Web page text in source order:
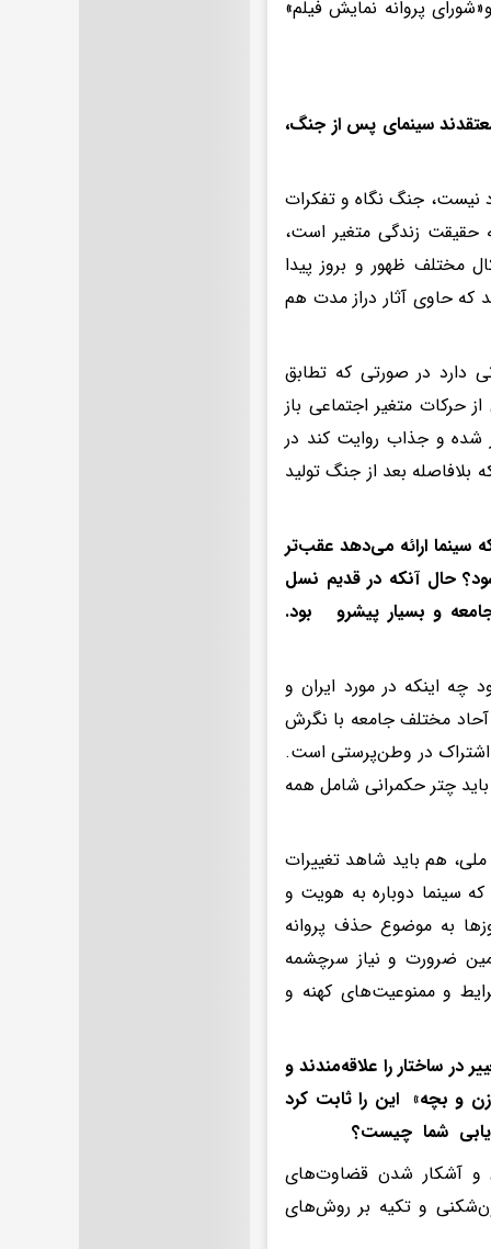
پروانه نمایش فیلم»
سینمای پس از جنگ،
نیست، جنگ نگاه و تفکرات
حقیقت زندگی متغیر است،
مختلف ظهور و بروز پیدا
که حاوی آثار دراز مدت هم
دارد در صورتی که تطابق
حرکات متغیر اجتماعی باز
شده و جذاب روایت کند در
بلافاصله بعد از جنگ تولید
سینما ارائه می‌دهد عقب‌تر
حال آنکه در قدیم نسل
و بسیار پیشرو بود.
اینکه در مورد ایران و
آحاد مختلف جامعه با نگرش
اشتراک در وطن‌پرستی است.
چتر حکمرانی شامل همه
ملی، هم باید شاهد تغییرات
سینما دوباره به هویت و
به موضوع حذف پروانه
ضرورت و نیاز سرچشمه
و ممنوعیت‌های کهنه و
ساختار را علاقه‌مندند و
زن و بچه» این را ثابت کرد
شما چیست؟
و آشکار شدن قضاوت‌های
و تکیه بر روش‌های